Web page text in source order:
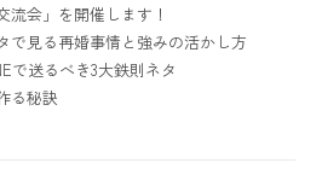
流会」を開催します！
で見る再婚事情と強みの活かし方
で送るべき3大鉄則ネタ
る秘訣